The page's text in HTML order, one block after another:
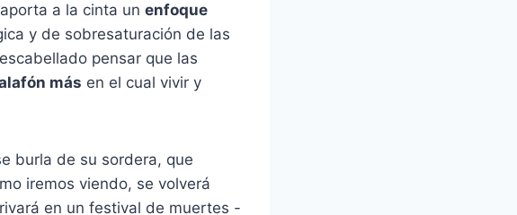
a la cinta un enfoque
y de sobresaturación de las
pensar que las
más en el cual vivir y
burla de su sordera, que
iremos viendo, se volverá
en un festival de muertes -